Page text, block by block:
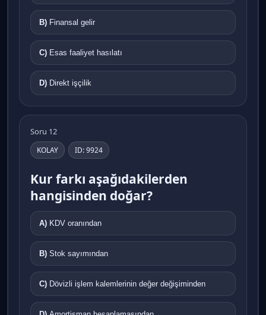
B) Finansal gelir
C) Esas faaliyet hasılatı
D) Direkt işçilik
Soru 12
KOLAY ID: 9924
Kur farkı aşağıdakilerden
hangisinden doğar?
A) KDV oranından
B) Stok sayımından
C) Dövizli işlem kalemlerinin değer değişiminden